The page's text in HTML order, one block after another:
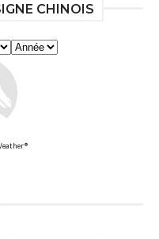
CHINOIS